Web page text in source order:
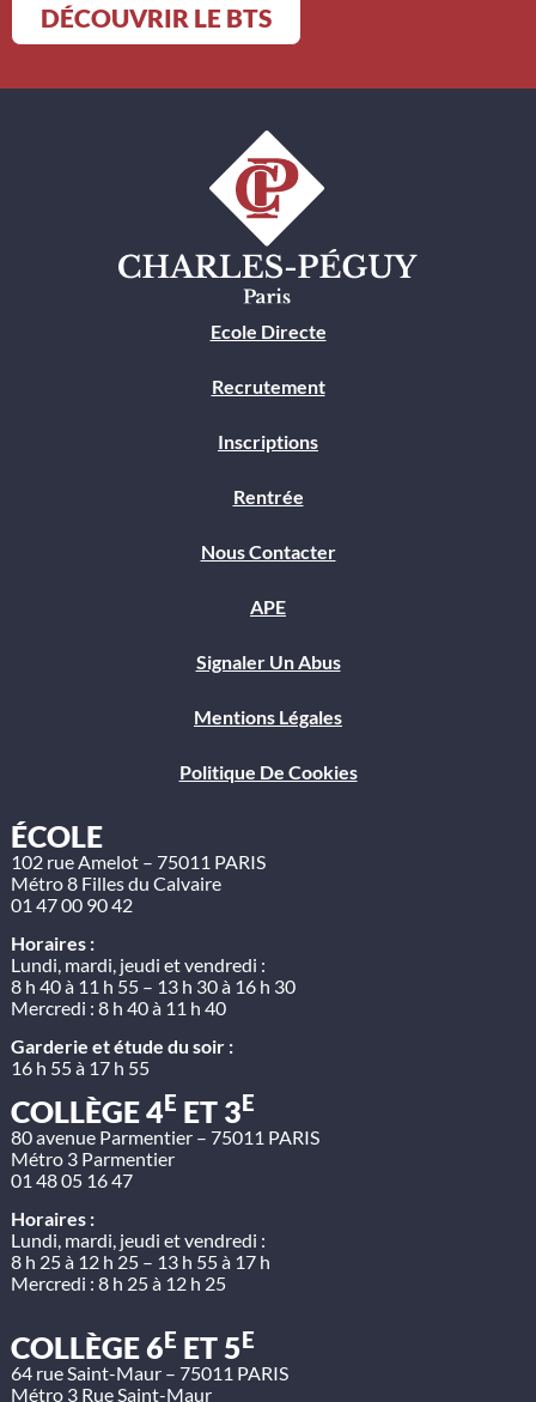
DÉCOUVRIR LE BTS
Ecole Directe
Recrutement
Inscriptions
Rentrée
Nous Contacter
APE
Signaler Un Abus
Mentions Légales
Politique De Cookies
ÉCOLE
102 rue Amelot – 75011 PARIS
Métro 8 Filles du Calvaire
01 47 00 90 42
Horaires :
Lundi, mardi, jeudi et vendredi :
8 h 40 à 11 h 55 – 13 h 30 à 16 h 30
Mercredi : 8 h 40 à 11 h 40
Garderie et étude du soir :
16 h 55 à 17 h 55
COLLÈGE 4E ET 3E
80 avenue Parmentier – 75011 PARIS
Métro 3 Parmentier
01 48 05 16 47
Horaires :
Lundi, mardi, jeudi et vendredi :
8 h 25 à 12 h 25 – 13 h 55 à 17 h
Mercredi : 8 h 25 à 12 h 25
COLLÈGE 6E ET 5E
64 rue Saint-Maur – 75011 PARIS
Métro 3 Rue Saint-Maur